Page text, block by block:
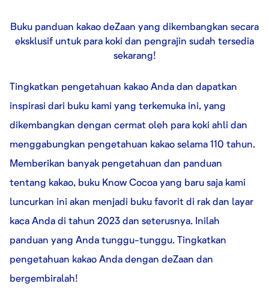
Buku panduan kakao deZaan yang dikembangkan secara
eksklusif untuk para koki dan pengrajin sudah tersedia
sekarang!
Tingkatkan pengetahuan kakao Anda dan dapatkan
inspirasi dari buku kami yang terkemuka ini, yang
dikembangkan dengan cermat oleh para koki ahli dan
menggabungkan pengetahuan kakao selama 110 tahun.
Memberikan banyak pengetahuan dan panduan
tentang kakao, buku Know Cocoa yang baru saja kami
luncurkan ini akan menjadi buku favorit di rak dan layar
kaca Anda di tahun 2023 dan seterusnya. Inilah
panduan yang Anda tunggu-tunggu. Tingkatkan
pengetahuan kakao Anda dengan deZaan dan
bergembiralah!